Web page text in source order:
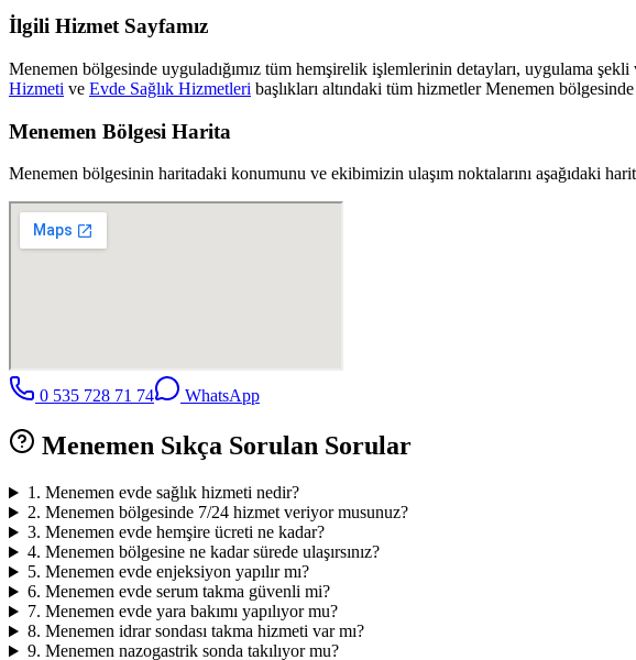
İlgili Hizmet Sayfamız
Menemen bölgesinde uyguladığımız tüm hemşirelik işlemlerinin detayları, uygulama
Hizmeti ve Evde Sağlık Hizmetleri başlıkları altındaki tüm hizmetlerMenemen
Menemen Bölgesi Harita
Menemen bölgesinin haritadaki konumunu ve ekibimizin ulaşım noktalarını aşağıdaki
0 535 728 71 74 WhatsApp
Menemen Sıkça Sorulan Sorular
1 . Menemen evde sağlık hizmeti nedir?
2. Menemen bölgesinde 7/24 hizmet veriyor musunuz?
3. Menemen evde hemşire ücreti ne kadar?
4. Menemen bölgesine ne kadar sürede ulaşırsınız?
5. Menemen evde enjeksiyon yapılır mı?
6. Menemen evde serum takma güvenli mi?
7. Menemen evde yara bakımı yapılıyor mu?
8. Menemen idrar sondası takma hizmeti var mı?
9. Menemen nazogastrik sonda takılıyor mu?